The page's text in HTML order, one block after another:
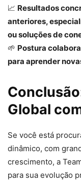
📈 Resultados
anteriores,
ou soluções de
🌱 Postura
para aprender
Global
Se você está
dinâmico, com
crescimento, a
para sua evolução